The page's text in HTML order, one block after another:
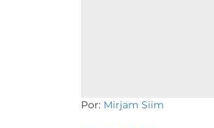
Por: Mirjam Siim